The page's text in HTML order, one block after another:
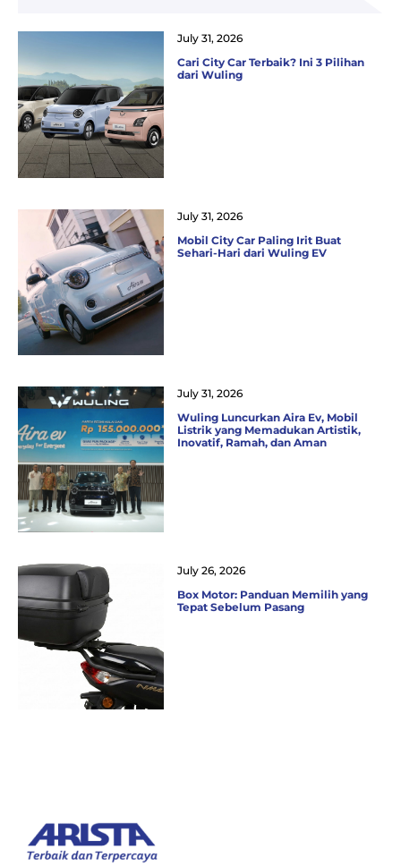
Cari City Car Terbaik? Ini 3 Pilihan
dari Wuling
July 31, 2026
Mobil City Car Paling Irit Buat
Sehari-Hari dari Wuling EV
July 31, 2026
Wuling Luncurkan Aira Ev, Mobil
Listrik yang Memadukan Artistik,
Inovatif, Ramah, dan Aman
July 31, 2026
Box Motor: Panduan Memilih yang
Tepat Sebelum Pasang
July 26, 2026